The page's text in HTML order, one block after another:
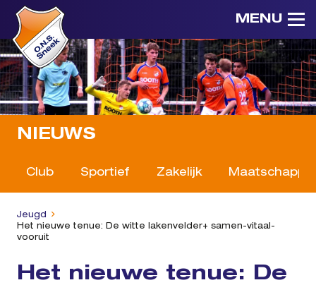
MENU
NIEUWS
Club Sportief Zakelijk
Jeugd
Het nieuwe tenue: De witte lakenvelder+ samen-vitaal-
vooruit
Het nieuwe tenue: De